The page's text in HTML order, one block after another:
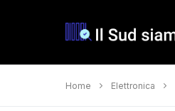
Home Elettronica